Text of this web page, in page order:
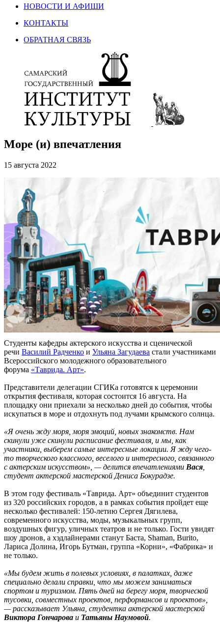
НОВОСТИ И АФИШИ
КОНТАКТЫ
ОБРАТНАЯ СВЯЗЬ
Море (и) впечатления
15 августа 2022
Студенты кафедры актерского искусства и сценической
речи Василий Радченко и Ульяна Загудаева стали участниками
Всероссийского молодежного образовательного
форума «Таврида. Арт».
Представители делегации СГИКа готовятся к церемонии
открытия фестиваля, которая состоится 16 августа. На
площадку они приехали за несколько дней до события, чтобы
искупаться в море и отдохнуть под лучами крымского солнца.
«Я очень жду моря, моря эмоций, новых знакомств. Нам
скинули уже скинули расписание фестиваля, и мы, как
участники, выберем самые интересные локации. Я жду чего-
то творческого классного, веселого и интересного, связанного
с актерским искусством», — делится впечатлениями Вася
студент актерской мастерской Дениса Бокурадзе.
В этом году фестиваль «Таврида. Арт» объединит студентов
из 320 российских городов, а в рамках события пройдет еще
несколько фестивалей: 150-летию Сергея Дягилева,
современного искусства, моды, музыкальных групп,
воздушных фигур, уличных театров и не только. Гости увидят
шоу дронов, а хэдлайнерами станут Баста, Shaman, Burito,
Лариса Долина, Игорь Бутман, группа «Корни», «Фабрика» и
не только.
«Мы будем жить в полевых условиях, в палатках, даже
специально делали справки, что мы можем заниматься
спортом и туризмом. Пять дней на берегу моря, творческой
тусовки, совместных проектов, перформансов и проектов»,
— рассказывает Ульяна, студентка актерской мастерской
Виктора Гончарова и Татьяны Наумовой.